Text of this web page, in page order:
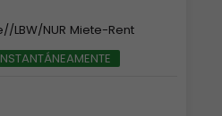
LBW/NUR Miete-Rent